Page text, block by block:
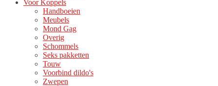
Voor Koppels
Handboeien
Meubels
Mond Gag
Overig
Schommels
Seks pakketten
Touw
Voorbind dildo's
Zwepen